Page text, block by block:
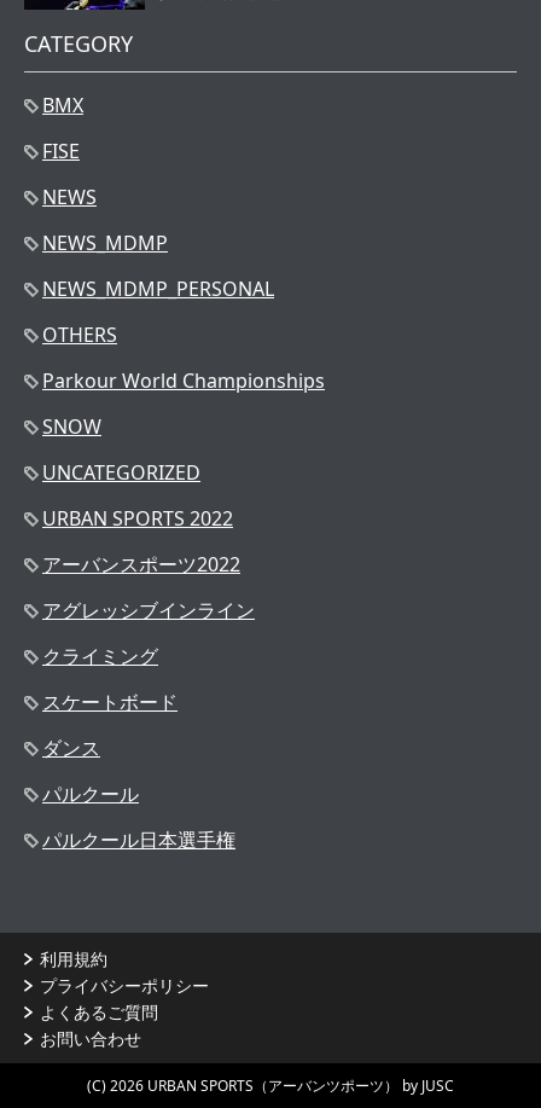
CATEGORY
BMX
FISE
NEWS
NEWS_MDMP
NEWS_MDMP_PERSONAL
OTHERS
Parkour World Championships
SNOW
UNCATEGORIZED
URBAN SPORTS 2022
アーバンスポーツ2022
アグレッシブインライン
クライミング
スケートボード
ダンス
パルクール
パルクール日本選手権
利用規約
プライバシーポリシー
よくあるご質問
お問い合わせ
(C) 2026 URBAN SPORTS（アーバンツポーツ） by JUSC